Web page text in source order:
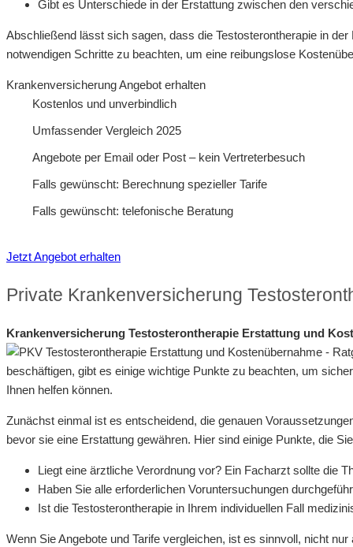
Gibt es Unterschiede in der Erstattung zwischen den
Abschließend lässt sich sagen, dass die Testosterontherapie in
notwendigen Schritte zu beachten, um eine reibungslose
Krankenversicherung Angebot erhalten
Kostenlos und unverbindlich
Umfassender Vergleich 2025
Angebote per Email oder Post – kein Vertreterbesuch
Falls gewünscht: Berechnung spezieller Tarife
Falls gewünscht: telefonische Beratung
Jetzt Angebot erhalten
Private Krankenversicherung
Krankenversicherung Testosterontherapie Erstattung und
beschäftigen, gibt es einige wichtige Punkte zu beachten, um
Ihnen helfen können.
Zunächst einmal ist es entscheidend, die genauen
bevor sie eine Erstattung gewähren. Hier sind einige Punkte, die
Liegt eine ärztliche Verordnung vor? Ein Facharzt sollte die
Haben Sie alle erforderlichen Voruntersuchungen
Ist die Testosterontherapie in Ihrem individuellen Fall
Wenn Sie Angebote und Tarife vergleichen, ist es sinnvoll, nicht